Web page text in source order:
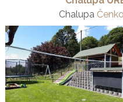
Chalupa